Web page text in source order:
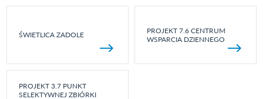
ŚWIETLICA ZADOLE
PROJEKT 7.6 CENTRUM
WSPARCIA DZIENNEGO
PROJEKT 3.7 PUNKT
SELEKTYWNEJ ZBIÓRKI